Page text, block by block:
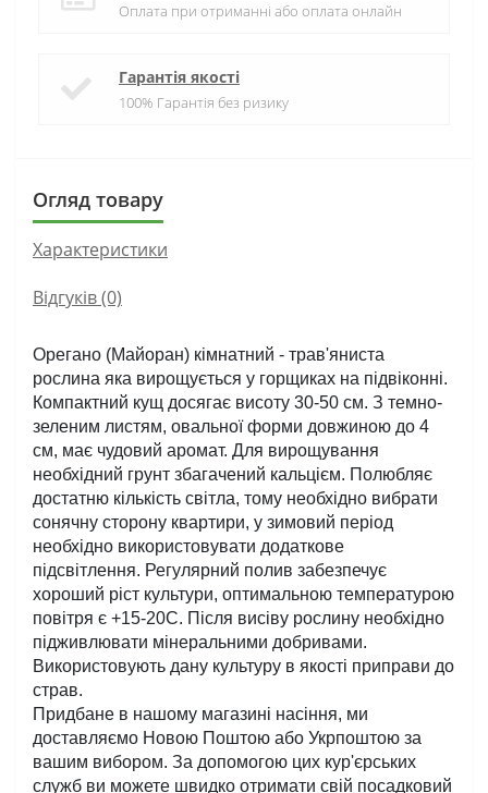
Оплата при отриманні або оплата онлайн
Гарантія якості
100% Гарантія без ризику
Огляд товару
Характеристики
Відгуків (0)
Орегано (Майоран) кімнатний - трав'яниста
рослина яка вирощується у горщиках на підвіконні.
Компактний кущ досягає висоту 30-50 см. З темно-
зеленим листям, овальної форми довжиною до 4
см, має чудовий аромат. Для вирощування
необхідний грунт збагачений кальцієм. Полюбляє
достатню кількість світла, тому необхідно вибрати
сонячну сторону квартири, у зимовий період
необхідно використовувати додаткове
підсвітлення. Регулярний полив забезпечує
хороший ріст культури, оптимальною температурою
повітря є +15-20С. Після висіву рослину необхідно
підживлювати мінеральними добривами.
Використовують дану культуру в якості приправи до
страв.
Придбане в нашому магазині насіння, ми
доставляємо Новою Поштою або Укрпоштою за
вашим вибором. За допомогою цих кур'єрських
служб ви можете швидко отримати свій посадковий